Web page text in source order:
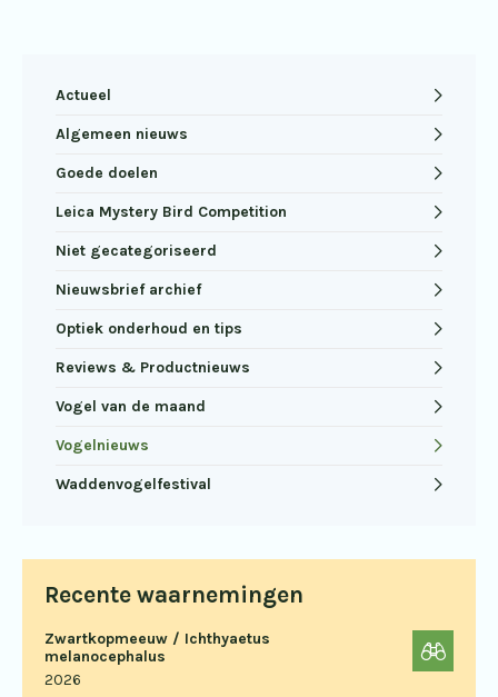
Actueel
Algemeen nieuws
Goede doelen
Leica Mystery Bird Competition
Niet gecategoriseerd
Nieuwsbrief archief
Optiek onderhoud en tips
Reviews & Productnieuws
Vogel van de maand
Vogelnieuws
Waddenvogelfestival
Recente waarnemingen
Zwartkopmeeuw / Ichthyaetus
melanocephalus
2026